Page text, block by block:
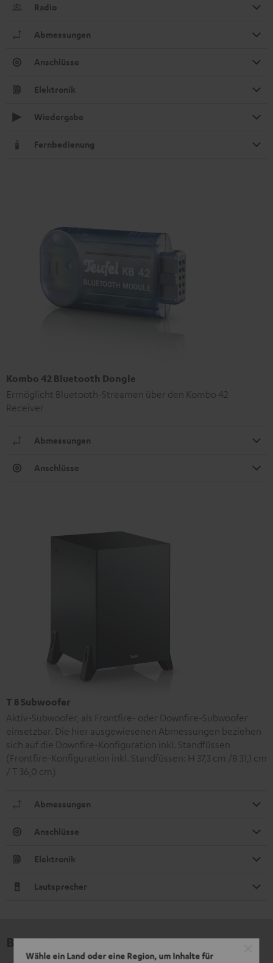
Wähle ein Land oder eine Region, um Inhalte für
Radio
Abmessungen
Anschlüsse
Elektronik
Wiedergabe
Fernbedienung
Kombo 42 Bluetooth Dongle
Ermöglicht Bluetooth-Streamen über den Kombo 42
Receiver
Abmessungen
Anschlüsse
T 8 Subwoofer
Aktiv-Subwoofer, als Frontfire- oder Downfire-Subwoofer
einsetzbar. Die hier ausgewiesenen Abmessungen beziehen
sich auf die Downfire-Konfiguration inkl. Standfüssen
(Frontfire-Konfiguration inkl. Standfüssen: H 37,3 cm /B 31,1 cm
/ T 36,0 cm)
Abmessungen
Anschlüsse
Elektronik
Lautsprecher
Bewertungen